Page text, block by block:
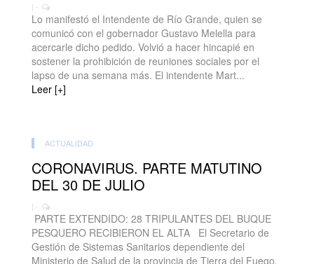
| -
Lo manifestó el Intendente de Río Grande, quien se
comunicó con el gobernador Gustavo Melella para
acercarle dicho pedido. Volvió a hacer hincapié en
sostener la prohibición de reuniones sociales por el
lapso de una semana más. El intendente Mart...
Leer [+]
ACTUALIDAD
CORONAVIRUS. PARTE MATUTINO
DEL 30 DE JULIO
| -
PARTE EXTENDIDO: 28 TRIPULANTES DEL BUQUE
PESQUERO RECIBIERON EL ALTA El Secretario de
Gestión de Sistemas Sanitarios dependiente del
Ministerio de Salud de la provincia de Tierra del Fuego,